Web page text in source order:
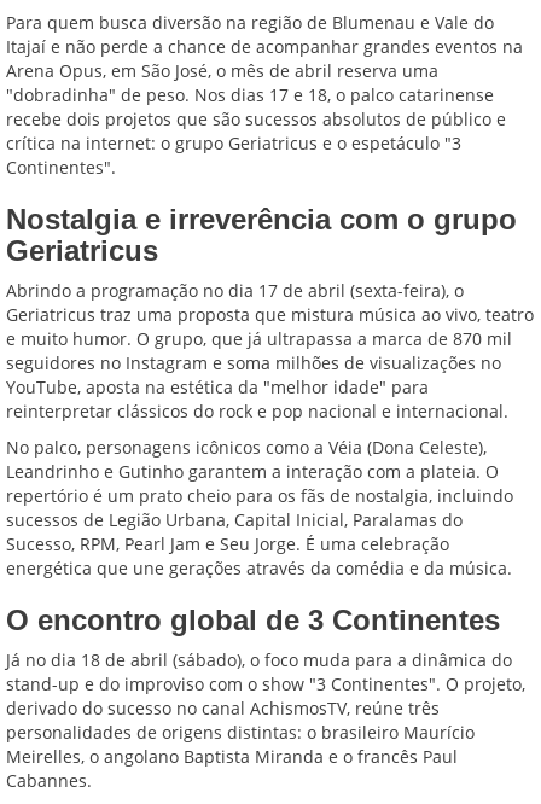
Para quem busca diversão na região de Blumenau e Vale do
Itajaí e não perde a chance de acompanhar grandes eventos na
Arena Opus, em São José, o mês de abril reserva uma
"dobradinha" de peso. Nos dias 17 e 18, o palco catarinense
recebe dois projetos que são sucessos absolutos de público e
crítica na internet: o grupo Geriatricus e o espetáculo "3
Continentes".
Nostalgia e irreverência com o grupo
Geriatricus
Abrindo a programação no dia 17 de abril (sexta-feira), o
Geriatricus traz uma proposta que mistura música ao vivo, teatro
e muito humor. O grupo, que já ultrapassa a marca de 870 mil
seguidores no Instagram e soma milhões de visualizações no
YouTube, aposta na estética da "melhor idade" para
reinterpretar clássicos do rock e pop nacional e internacional.
No palco, personagens icônicos como a Véia (Dona Celeste),
Leandrinho e Gutinho garantem a interação com a plateia. O
repertório é um prato cheio para os fãs de nostalgia, incluindo
sucessos de Legião Urbana, Capital Inicial, Paralamas do
Sucesso, RPM, Pearl Jam e Seu Jorge. É uma celebração
energética que une gerações através da comédia e da música.
O encontro global de 3 Continentes
Já no dia 18 de abril (sábado), o foco muda para a dinâmica do
stand-up e do improviso com o show "3 Continentes". O projeto,
derivado do sucesso no canal AchismosTV, reúne três
personalidades de origens distintas: o brasileiro Maurício
Meirelles, o angolano Baptista Miranda e o francês Paul
Cabannes.